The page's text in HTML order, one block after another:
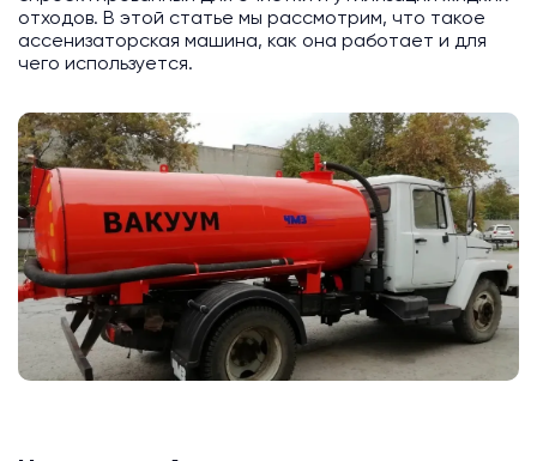
отходов. В этой статье мы рассмотрим, что такое
ассенизаторская машина, как она работает и для
чего используется.